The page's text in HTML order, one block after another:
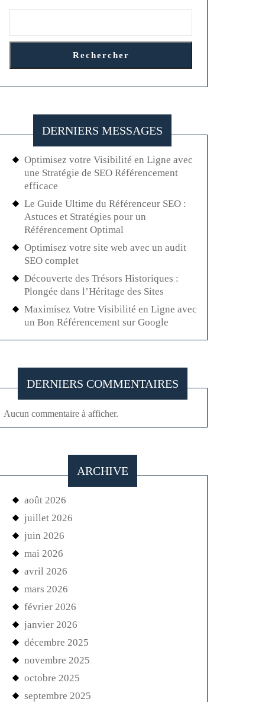
Rechercher
DERNIERS MESSAGES
Optimisez votre Visibilité en Ligne avec
une Stratégie de SEO Référencement
efficace
Le Guide Ultime du Référenceur SEO :
Astuces et Stratégies pour un
Référencement Optimal
Optimisez votre site web avec un audit
SEO complet
Découverte des Trésors Historiques :
Plongée dans l’Héritage des Sites
Maximisez Votre Visibilité en Ligne avec
un Bon Référencement sur Google
DERNIERS COMMENTAIRES
Aucun commentaire à afficher.
ARCHIVE
août 2026
juillet 2026
juin 2026
mai 2026
avril 2026
mars 2026
février 2026
janvier 2026
décembre 2025
novembre 2025
octobre 2025
septembre 2025